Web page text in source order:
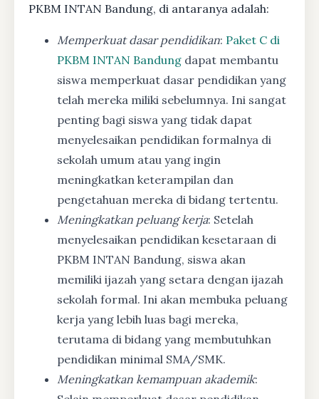
PKBM INTAN Bandung, di antaranya adalah:
Memperkuat dasar pendidikan: Paket C di
PKBM INTAN Bandung dapat membantu
siswa memperkuat dasar pendidikan yang
telah mereka miliki sebelumnya. Ini sangat
penting bagi siswa yang tidak dapat
menyelesaikan pendidikan formalnya di
sekolah umum atau yang ingin
meningkatkan keterampilan dan
pengetahuan mereka di bidang tertentu.
Meningkatkan peluang kerja: Setelah
menyelesaikan pendidikan kesetaraan di
PKBM INTAN Bandung, siswa akan
memiliki ijazah yang setara dengan ijazah
sekolah formal. Ini akan membuka peluang
kerja yang lebih luas bagi mereka,
terutama di bidang yang membutuhkan
pendidikan minimal SMA/SMK.
Meningkatkan kemampuan akademik: